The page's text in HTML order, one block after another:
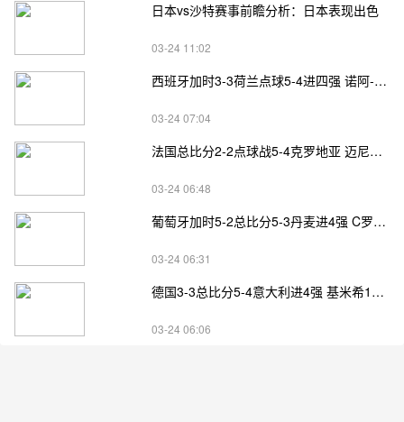
日本vs沙特赛事前瞻分析：日本表现出色
03-24 11:02
西班牙加时3-3荷兰点球5-4进四强 诺阿-朗&马伦失点
03-24 07:04
法国总比分2-2点球战5-4克罗地亚 迈尼昂两扑点
03-24 06:48
葡萄牙加时5-2总比分5-3丹麦进4强 C罗失点+补射破门
03-24 06:31
德国3-3总比分5-4意大利进4强 基米希1射2传小基恩双响
03-24 06:06